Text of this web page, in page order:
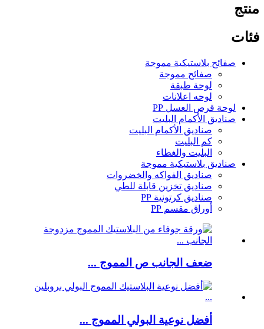
منتج
فئات
صفائح بلاستيكية مموجة
صفائح مموجة
لوحة طبقة
لوحه اعلانات
لوحة قرص العسل PP
صناديق الأكمام البليت
صناديق الأكمام البليت
كم البليت
البليت والغطاء
صناديق بلاستيكية مموجة
صناديق الفواكه والخضروات
صناديق تخزين قابلة للطي
صناديق كرتونية PP
أوراق مقسم PP
ضعف الجانب ص المموج ...
أفضل نوعية البولي المموج ...